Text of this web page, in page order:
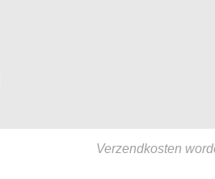
Verzendkosten